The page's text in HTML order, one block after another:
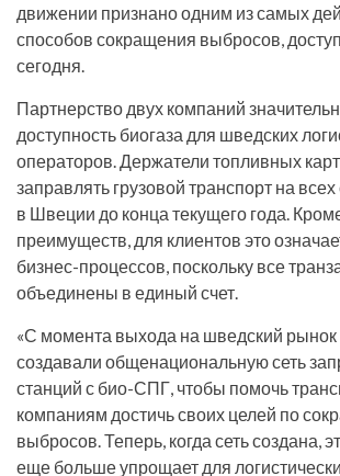
движении признано одним из самых
способов сокращения выбросов,
сегодня.
Партнерство двух компаний
доступность биогаза для шведских
операторов. Держатели топливных
заправлять грузовой транспорт на
в Швеции до конца текущего года.
преимуществ, для клиентов это
бизнес-процессов, поскольку все
объединены в единый счет.
«С момента выхода на шведский рынок
создавали общенациональную сеть
станций с био-СПГ, чтобы помочь
компаниям достичь своих целей по
выбросов. Теперь, когда сеть создана,
еще больше упрощает для